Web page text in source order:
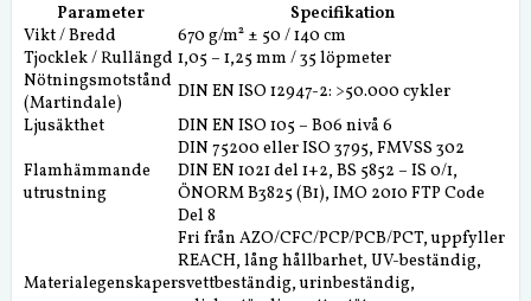
Parameter
Specifikation
Vikt / Bredd
670 g/m² ± 50 / 140 cm
Tjocklek / Rullängd 1,05 – 1,25 mm / 35 löpmeter
Nötningsmotstånd
(Martindale)
DIN EN ISO 12947-2: >50.000 cykler
Ljusäkthet
DIN EN ISO 105 – B06 nivå 6
Flamhämmande
utrustning
DIN 75200 eller ISO 3795, FMVSS 302
DIN EN 1021 del 1+2, BS 5852 – IS 0/1,
ÖNORM B3825 (B1), IMO 2010 FTP Code
Del 8
Materialegenskaper
Fri från AZO/CFC/PCP/PCB/PCT, uppfyller
REACH, lång hållbarhet, UV-beständig,
svettbeständig, urinbeständig,